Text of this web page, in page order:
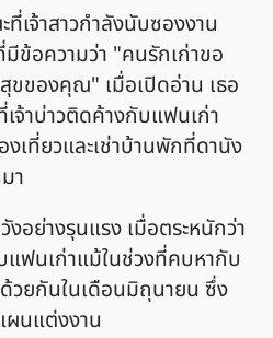
เจ้าสาวกำลังนับซองงาน
ข้อความว่า "คนรักเก่าขอ
ขของคุณ" เมื่อเปิดอ่าน เธอ
จ้าบ่าวติดค้างกับแฟนเก่า
งเที่ยวและเช่าบ้านพักที่ดานัง
า
งอย่างรุนแรง เมื่อตระหนักว่า
แฟนเก่าแม้ในช่วงที่คบหากับ
ด้วยกันในเดือนมิถุนายน ซึ่ง
ผนแต่งงาน